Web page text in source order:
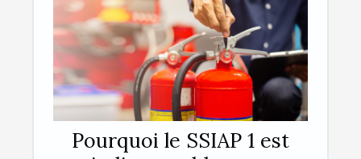
Pourquoi le SSIAP 1 est